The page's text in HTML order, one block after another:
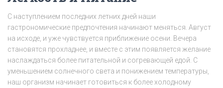
С наступлением последних летних дней наши
гастрономические предпочтения начинают меняться. Август
на исходе, и уже чувствуется приближение осени. Вечера
становятся прохладнее, и вместе с этим появляется желание
наслаждаться более питательной и согревающей едой. С
уменьшением солнечного света и понижением температуры,
наш организм начинает готовиться к более холодному